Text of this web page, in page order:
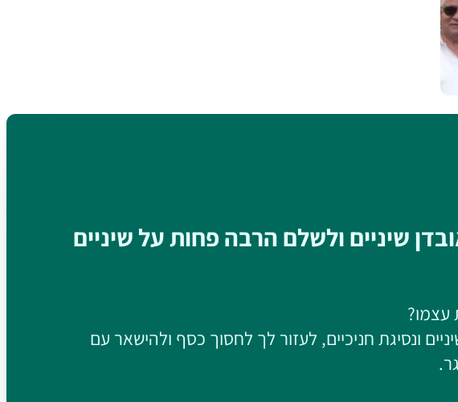
שיניים ולשלם הרבה פחות על שיניים
עצמו?
ונסיגת חניכיים, לעזור לך לחסוך כסף ולהישאר עם